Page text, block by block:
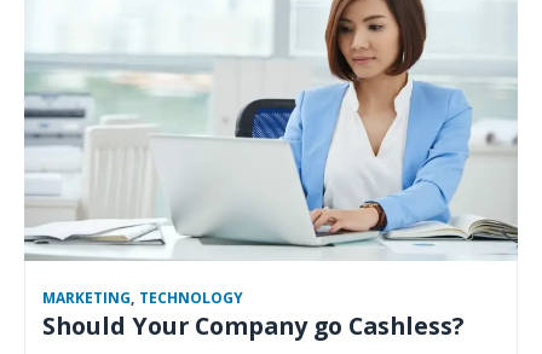
MARKETING TECHNOLOGY
Should Your Company go Cashless?